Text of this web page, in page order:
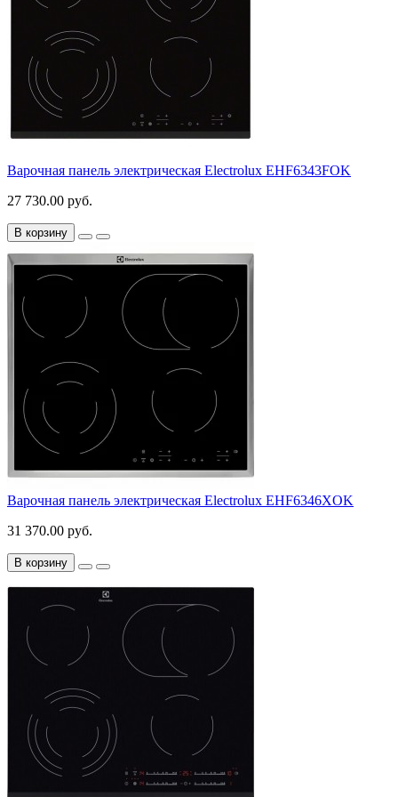
Варочная панель электрическая Electrolux EHF6343FOK
27 730.00 руб.
В корзину
Варочная панель электрическая Electrolux EHF6346XOK
31 370.00 руб.
В корзину